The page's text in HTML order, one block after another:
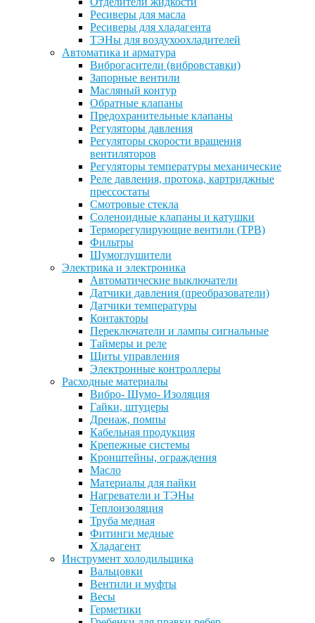
Ресиверы для масла
Ресиверы для хладагента
ТЭНы для воздухоохладителей
Автоматика и арматура
Виброгасители (вибровставки)
Запорные вентили
Масляный контур
Обратные клапаны
Предохранительные клапаны
Регуляторы давления
Регуляторы скорости вращения
вентиляторов
Регуляторы температуры механические
Реле давления, протока, картриджные
прессостаты
Смотровые стекла
Соленоидные клапаны и катушки
Терморегулирующие вентили (ТРВ)
Фильтры
Шумоглушители
Электрика и электроника
Автоматические выключатели
Датчики давления (преобразователи)
Датчики температуры
Контакторы
Переключатели и лампы сигнальные
Таймеры и реле
Щиты управления
Электронные контроллеры
Расходные материалы
Вибро- Шумо- Изоляция
Гайки, штуцеры
Дренаж, помпы
Кабельная продукция
Крепежные системы
Кронштейны, ограждения
Масло
Материалы для пайки
Нагреватели и ТЭНы
Теплоизоляция
Труба медная
Фитинги медные
Хладагент
Инструмент холодильщика
Вальцовки
Вентили и муфты
Весы
Герметики